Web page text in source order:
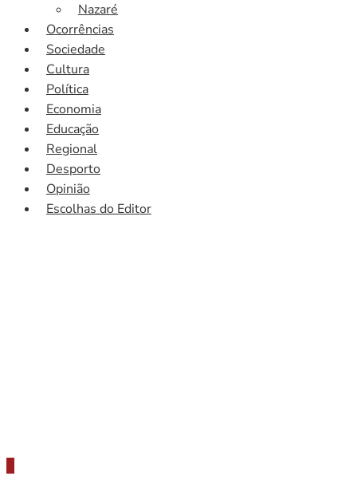
Nazaré
Ocorrências
Sociedade
Cultura
Política
Economia
Educação
Regional
Desporto
Opinião
Escolhas do Editor